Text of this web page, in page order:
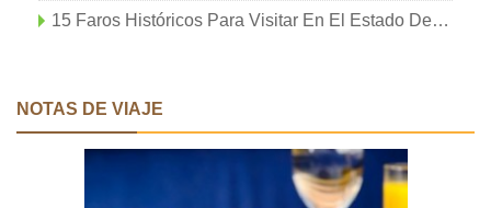
15 Faros Históricos Para Visitar En El Estado De Nueva York
NOTAS DE VIAJE